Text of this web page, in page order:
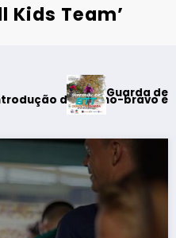
Kids Team’
coelho-bravo em área
Guarda desafia